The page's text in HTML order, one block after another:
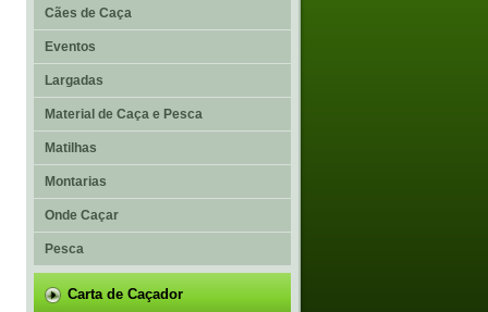
Cães de Caça
Eventos
Largadas
Material de Caça e Pesca
Matilhas
Montarias
Onde Caçar
Pesca
Carta de Caçador